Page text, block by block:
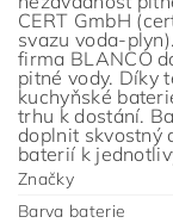
CERT GmbH
svazu voda-
firma BLANCO
pitné vody. Díky
kuchyňské
trhu k dostání.
doplnit skvostný
baterií k
Značky
Barva baterie